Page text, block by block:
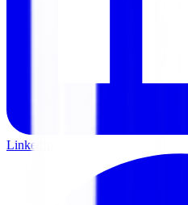
LinkedIn